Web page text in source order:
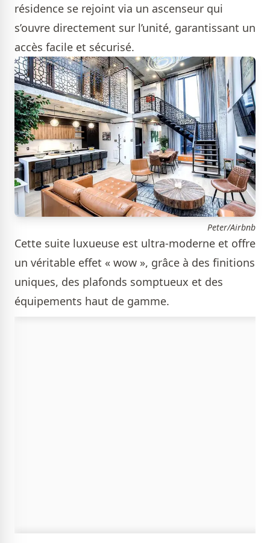
résidence se rejoint via un ascenseur qui
s’ouvre directement sur l’unité, garantissant un
accès facile et sécurisé.
Peter/Airbnb
Cette suite luxueuse est ultra-moderne et offre
un véritable effet « wow », grâce à des finitions
uniques, des plafonds somptueux et des
équipements haut de gamme.